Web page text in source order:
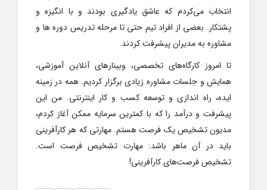
انتخاب می‌کردم که عاشق یادگیری بودند و با انگیزه و
پشتکار. بعضی از افراد تیم حتی تا مرحله تدریس دوره ها و
مشاوره به مدیران پیشرفت کردند.
تا امروز کارگاه‌های تخصصی، وبینارهای آنلاین آموزشی،
همایش و جلسات مشاوره زیادی برگزار کردیم. همه در زمینه
ایده، راه اندازی و توسعه کسب و کار اینترنتی. من این
پیشرفت و درآمد را که با کمترین سرمایه ممکن آغاز کردم،
مدیون تشخیص یک فرصت هستم. مهارتی که هر کارآفرینی
باید در آن ماهر باشد: مهارت تشخیص فرصت است.
تشخیص فرصت‌های کارآفرینی!